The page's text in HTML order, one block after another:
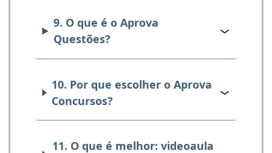
9. O que é o Aprova
Questões?
10. Por que escolher o Aprova
Concursos?
11. O que é melhor: videoaula